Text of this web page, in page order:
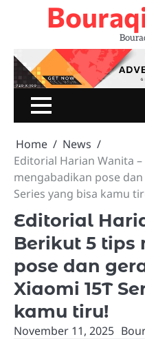
Home
News
Editorial Harian Wanita
mengabadikan pose
Series yang bisa kamu
Editorial
Berikut 5 tips
pose dan
Xiaomi 15T
kamu tiru!
November 11, 2025